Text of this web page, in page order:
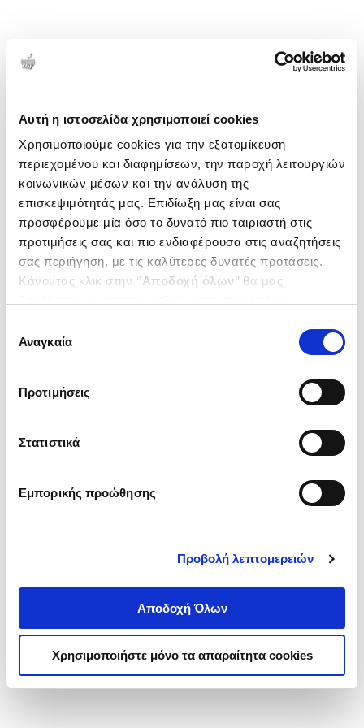
Αυτή η ιστοσελίδα χρησιμοποιεί cookies
Χρησιμοποιούμε cookies για την εξατομίκευση
περιεχομένου και διαφημίσεων, την παροχή λειτουργιών
κοινωνικών μέσων και την ανάλυση της
επισκεψιμότητάς μας. Επιδίωξη μας είναι σας
προσφέρουμε μία όσο το δυνατό πιο ταιριαστή στις
προτιμήσεις σας και πιο ενδιαφέρουσα στις αναζητήσεις
σας περιήγηση, με τις καλύτερες δυνατές προτάσεις.
Κάνοντας κλικ στην ‘’Αποδοχή όλων’’ θα μας
ενδιαφέρουν και να επιλέξετε από τα παρακάτω με την
΄΄και να ενημερωθείτε σχετικά με
συγκατάθεσης
Αναγκαία
Προτιμήσεις
Στατιστικά
Εμπορικής προώθησης
Προβολή λεπτομερειών
Αποδοχή Όλων
Χρησιμοποιήστε μόνο τα απαραίτητα cookies